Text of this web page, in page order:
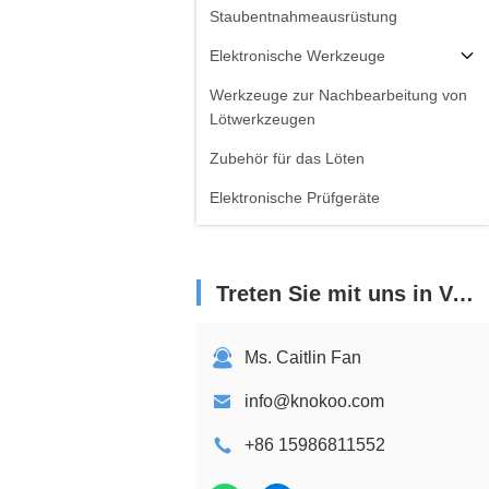
Staubentnahmeausrüstung
Elektronische Werkzeuge
Werkzeuge zur Nachbearbeitung von
Lötwerkzeugen
Zubehör für das Löten
Elektronische Prüfgeräte
Treten Sie mit uns in Verbindung
Ms. Caitlin Fan
info@knokoo.com
+86 15986811552